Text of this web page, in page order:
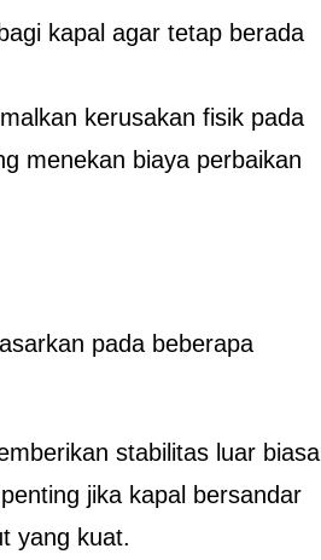
kapal agar tetap berada
kerusakan fisik pada
menekan biaya perbaikan
pada beberapa
stabilitas luar biasa
jika kapal bersandar
yang kuat.